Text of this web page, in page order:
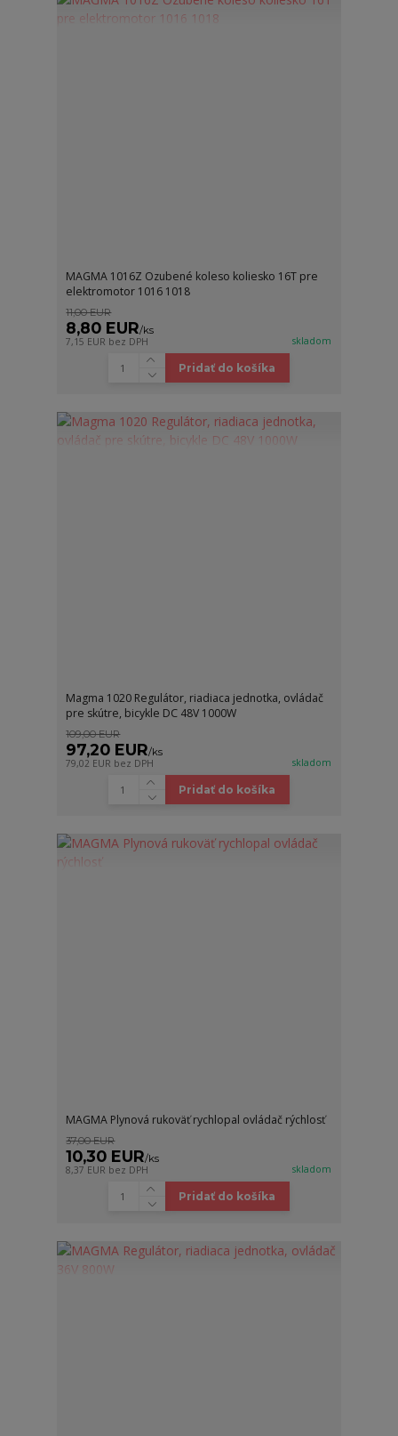
MAGMA 1016Z Ozubené koleso koliesko 16T pre
elektromotor 1016 1018
11,00 EUR
8,80 EUR/ks
7,15 EUR bez DPH skladom
Pridať do košíka
Magma 1020 Regulátor, riadiaca jednotka, ovládač
pre skútre, bicykle DC 48V 1000W
109,00 EUR
97,20 EUR/ks
79,02 EUR bez DPH skladom
Pridať do košíka
MAGMA Plynová rukoväť rychlopal ovládač rýchlosť
37,00 EUR
10,30 EUR/ks
8,37 EUR bez DPH skladom
Pridať do košíka